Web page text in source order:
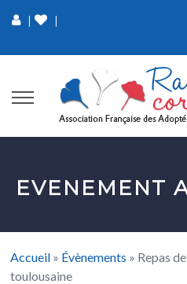
| |
EVENEMENT
Accueil » Évènements » Repas
toulousaine